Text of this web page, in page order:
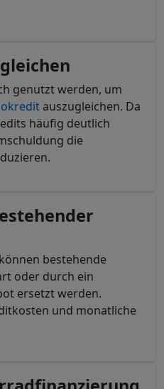
genutzt werden, um
auszugleichen. Da
häufig deutlich
die
können bestehende
oder durch ein
ersetzt werden.
und monatliche